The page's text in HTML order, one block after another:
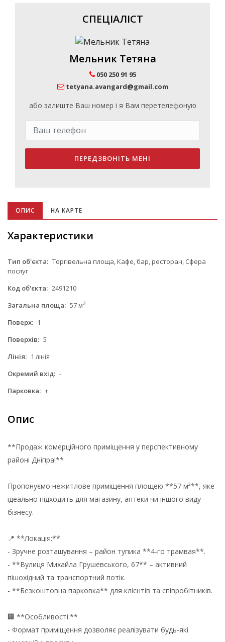
СПЕЦІАЛІСТ
Мельник Тетяна
050 250 91 95
tetyana.avangard@gmail.com
або залиште Ваш номер і я Вам перетелефоную
ПЕРЕДЗВОНІТЬ МЕНІ
ОПИС НА КАРТЕ
Характеристики
Тип об'єкта: Торгівельна площа, Кафе, бар, ресторан, Сфера
послуг
Код об'єкта: 2491210
Загальна площа: 57 м2
Поверх: 1
Поверхів: 5
Лінія: 1 лінія
Окремий вхід: -
Парковка: +
Опис
**Продаж комерційного приміщення у перспективному
районі Дніпра!**
Пропонуємо нежитлове приміщення площею **57 м²**, яке
ідеально підходить для магазину, аптеки чи іншого виду
бізнесу.
📍 **Локація:**
- Зручне розташування – район тупика **4-го трамвая**.
- **Вулиця Михайла Грушевського, 67** – активний
пішохідний та транспортний потік.
- **Безкоштовна парковка** для клієнтів та співробітників.
🏢 **Особливості:**
- Формат приміщення дозволяє реалізувати будь-які